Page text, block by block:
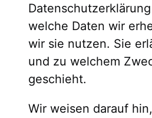
welche Daten wir
wir sie nutzen. Sie
und zu welchem
geschieht.
Wir weisen darauf